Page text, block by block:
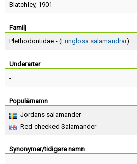
Blatchley, 1901
Familj
Plethodontidae - (Lunglösa salamandrar)
Underarter
-
Populärnamn
Jordans salamander
Red-cheeked Salamander
Synonymer/tidigare namn
Terms of Service
Skapa konto